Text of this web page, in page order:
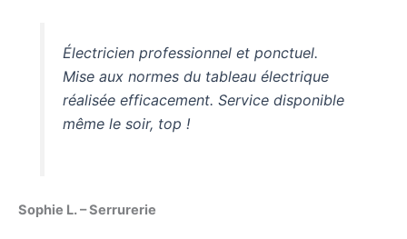
Électricien professionnel et ponctuel.
Mise aux normes du tableau électrique
réalisée efficacement. Service disponible
même le soir, top !
Sophie L. – Serrurerie